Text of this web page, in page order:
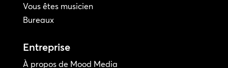
Vous êtes musicien
Bureaux
Entreprise
À propos de Mood Media